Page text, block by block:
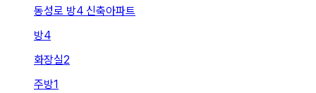
동성로 방4 신축아파트
방4
화장실2
주방1